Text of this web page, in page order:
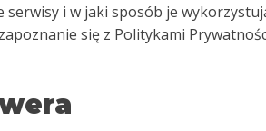
serwisy i w jaki sposób je
się z Politykami